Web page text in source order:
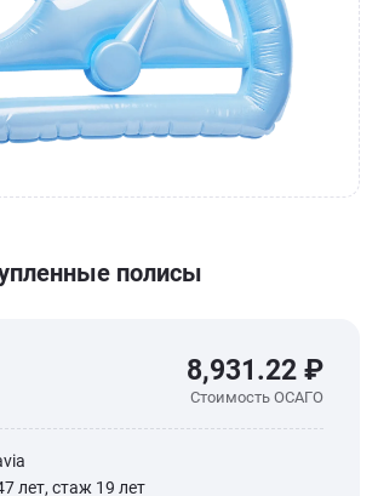
полисы
8,931.22 ₽
Стоимость ОСАГО
лет, стаж 19 лет